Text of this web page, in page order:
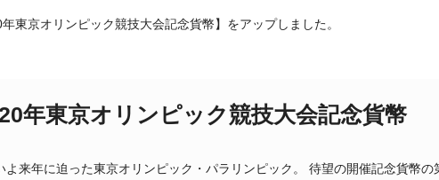
京オリンピック競技大会記念貨幣】をアップしました。
年東京オリンピック競技大会記念貨幣
よ来年に迫った東京オリンピック・パラリンピック。 待望の開催記念貨幣の